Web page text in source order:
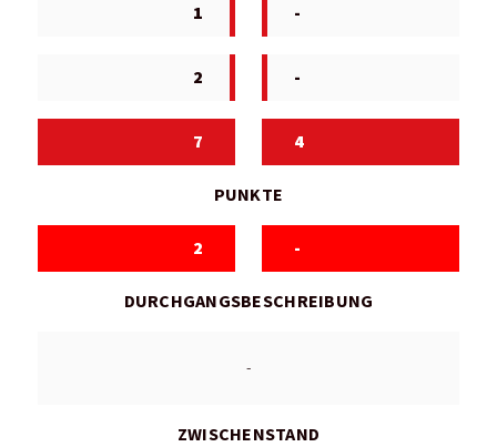
1 -
2 -
7 4
PUNKTE
2 -
DURCHGANGSBESCHREIBUNG
-
ZWISCHENSTAND